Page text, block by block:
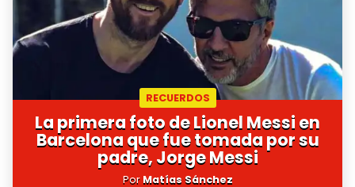
RECUERDOS
La primera foto de Lionel Messi en
Barcelona que fue tomada por su
padre, Jorge Messi
Por Matías Sánchez